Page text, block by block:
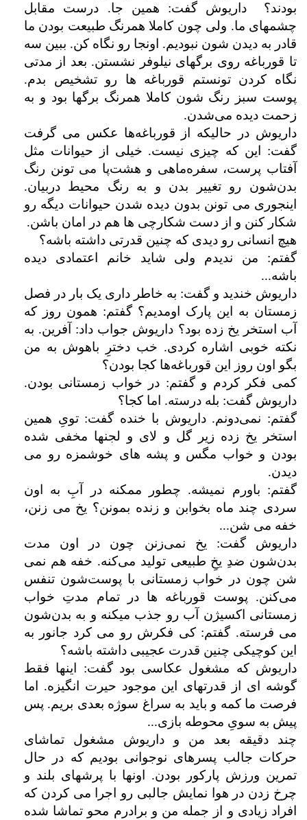
بودند؟ داریوش گفت: همین جا. درست مقابل
چشمهای ما. ولی چون کاملا همرنگ طبیعت بودن ما
قادر به دیدن شون نبودیم. اونجا رو نگاه کن. ببین سه
تا قورباغه روی برگهای نیلوفر نشستن. بعد از مدتی
نگاه کردن تونستم قورباغه ها رو تشخیص بدم.
پوست سبز رنگ شون کاملا همرنگ برگها بود و به
زحمت دیده می‌شدن.
داریوش در حالیکه از قورباغه‌ها عکس می گرفت
گفت: این که چیزی نیست. خیلی از حیوانات مثل
آفتاب پرست، سفره‌ماهی و هشت‌پا می تونن رنگ
بدن‌شون رو تغییر بدن و به رنگ محیط دربیان.
اینجوری می تونن بدون دیده شدن حیوانات دیگه رو
شکار کنن و از دست شکارچی ها هم در امان باشن.
هیچ انسانی رو دیدی که چنین قدرتی داشته باشه؟
گفتم: من ندیدم ولی شاید خانم اعتمادی دیده
باشه...
داریوش خندید و گفت: به خاطر داری یک بار در فصل
زمستان به این پارک اومدیم؟ گفتم: همون روز که
آب استخر یخ زده بود؟ داریوش جواب داد: آفرین. به
نکته خوبی اشاره کردی. خب دخترِ باهوش به من
بگو اون روز این قورباغه‌ها کجا بودن؟
کمی فکر کردم و گفتم: در خواب زمستانی بودن.
داریوش گفت: بله درسته. اما کجا؟
گفتم: نمی‌دونم. داریوش با خنده گفت: تویِ همین
استخر یخ زده زیر گل و لای و لجنها مخفی شده
بودن و خواب مگس و پشه های خوشمزه رو می
دیدن.
گفتم: باورم نمیشه. چطور ممکنه در آبِ به اون
سردی چند ماه بخوابن و زنده بمونن؟ یخ می زنن،
خفه می شن...
داریوش گفت: یخ نمی‌زنن چون در اون مدت
بد‌ن‌‌شون ضدِ یخِ طبیعی تولید می‌کنه. خفه هم نمی
شن چون در خواب زمستانی با پوستشون تنفس
می‌کنن. پوست قورباغه ها در تمام مدتِ خواب
زمستانی اکسیژن آب رو جذب میکنه و به بدن‌شون
می فرسته. گفتم: کی فکرش رو می کرد جانور به
این کوچیکی چنین قدرت عجیبی داشته باشه؟
داریوش که مشغول عکاسی بود گفت: اینها فقط
گوشه ای از قدرتهای این موجود حیرت انگیزه. اما
فرصت ما کمه و باید به سراغ سوژه بعدی بریم. پس
پیش به سویِ محوطه بازی...
چند دقیقه بعد من و داریوش مشغول تماشای
حرکات جالب پسرهای نوجوانی بودیم که در حال
تمرین ورزش پارکور بودن. اونها با پرشهای بلند و
چرخ زدن در هوا نمایش جالبی رو اجرا می کردن که
افراد زیادی و از جمله من و برادرم محو تماشا شده